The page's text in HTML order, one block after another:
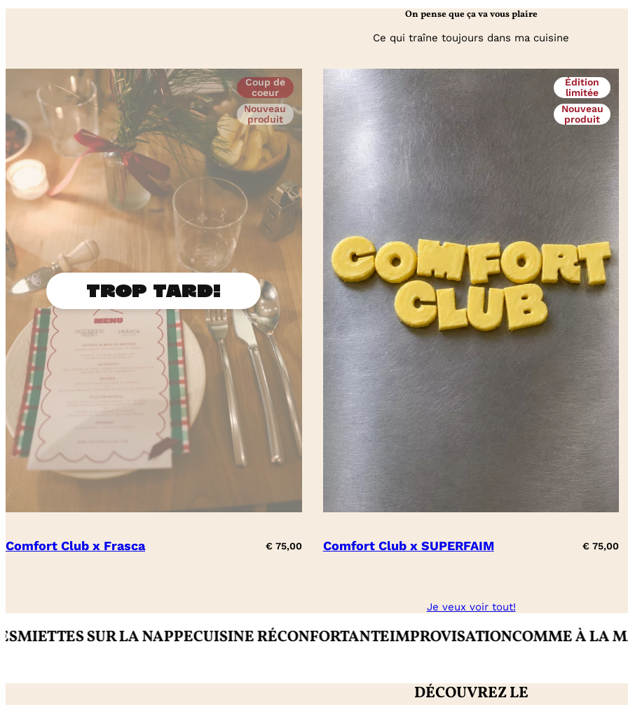
On pense que ça va vous plaire
Ce qui traîne toujours dans ma cuisine
Coup de
coeur
Nouveau
produit
Comfort Club x Frasca €75,00
Édition
limitée
Nouveau
produit
Comfort Club x SUPERFAIM € 75,00
Je veux voir tout!
SUR LA NAPPECUISINE RÉCONFORTANTEIMPROVISATIONCOMME À LA
DÉCOUVREZ LE